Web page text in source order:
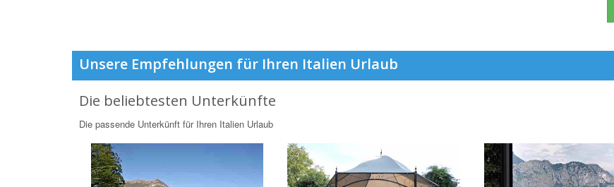
Unsere Empfehlungen für Ihren Italien Urlaub
Die beliebtesten Unterkünfte
Die passende Unterkünft für Ihren Italien Urlaub